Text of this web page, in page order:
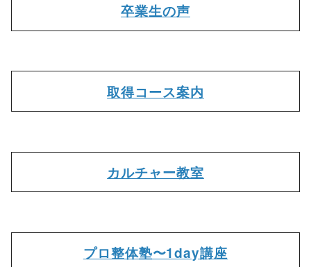
卒業生の声
取得コース案内
カルチャー教室
プロ整体塾〜1day講座